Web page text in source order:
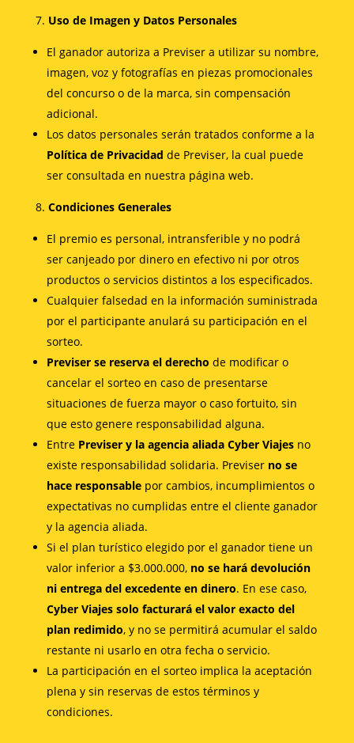
Uso de Imagen y Datos Personales
El ganador autoriza a Previser a utilizar su nombre,
imagen, voz y fotografías en piezas promocionales
del concurso o de la marca, sin compensación
adicional.
Los datos personales serán tratados conforme a la
Política de Privacidad de Previser, la cual puede
ser consultada en nuestra página web.
Condiciones Generales
El premio es personal, intransferible y no podrá
ser canjeado por dinero en efectivo ni por otros
productos o servicios distintos a los especificados.
Cualquier falsedad en la información suministrada
por el participante anulará su participación en el
sorteo.
Previser se reserva el derecho de modificar o
cancelar el sorteo en caso de presentarse
situaciones de fuerza mayor o caso fortuito, sin
que esto genere responsabilidad alguna.
Entre Previser y la agencia aliada Cyber Viajesno
existe responsabilidad solidaria. Previser no se
hace responsablepor cambios, incumplimientos o
expectativas no cumplidas entre el cliente ganador
y la agencia aliada.
Si el plan turístico elegido por el ganador tiene un
valor inferior a $3.000.000, no se hará devolución
ni entrega del excedente en dinero. En ese caso,
Cyber Viajes solo facturará el valor exacto del
plan redimido, y no se permitirá acumular el saldo
restante ni usarlo en otra fecha o servicio.
La participación en el sorteo implica la aceptación
plena y sin reservas de estos términos y
condiciones.